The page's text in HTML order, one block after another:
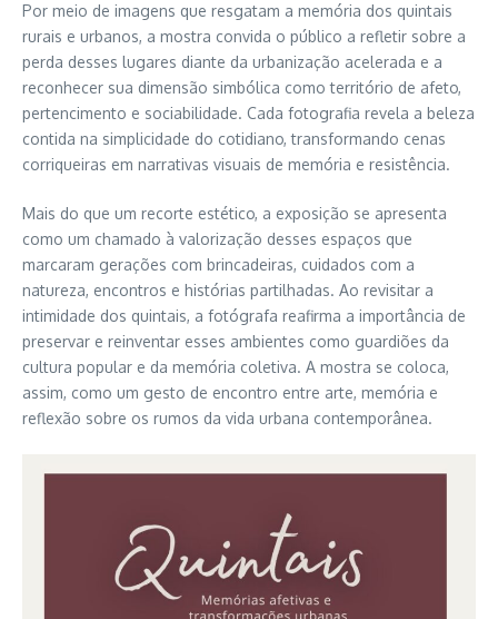
Por meio de imagens que resgatam a memória dos quintais
rurais e urbanos, a mostra convida o público a refletir sobre a
perda desses lugares diante da urbanização acelerada e a
reconhecer sua dimensão simbólica como território de afeto,
pertencimento e sociabilidade. Cada fotografia revela a beleza
contida na simplicidade do cotidiano, transformando cenas
corriqueiras em narrativas visuais de memória e resistência.
Mais do que um recorte estético, a exposição se apresenta
como um chamado à valorização desses espaços que
marcaram gerações com brincadeiras, cuidados com a
natureza, encontros e histórias partilhadas. Ao revisitar a
intimidade dos quintais, a fotógrafa reafirma a importância de
preservar e reinventar esses ambientes como guardiões da
cultura popular e da memória coletiva. A mostra se coloca,
assim, como um gesto de encontro entre arte, memória e
reflexão sobre os rumos da vida urbana contemporânea.